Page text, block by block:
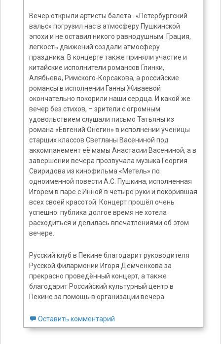
Вечер открыли артисты балета…«Петербургский
вальс» погрузил нас в атмосферу Пушкинской
эпохи и не оставил никого равнодушным. Грация,
легкость движений создали атмосферу
праздника. В концерте также приняли участие и
китайские исполнители романсов Глинки,
Алябьева, Римского-Корсакова, а российские
романсы в исполнении Ганны Живаевой
окончательно покорили наши сердца. И какой же
вечер без стихов, – зрители с огромным
удовольствием слушали письмо Татьяны из
романа «Евгений Онегин» в исполнении ученицы
старших классов Светланы Васениной под
аккомпанемент её мамы Анастасии Васениной, а в
завершении вечера прозвучала музыка Георгия
Свиридова из кинофильма «Метель» по
одноименной повести А.С. Пушкина, исполненная
Игорем в паре с Инной в четыре руки и покорившая
всех своей красотой. Концерт прошёл очень
успешно: публика долгое время не хотела
расходиться и делилась впечатлениями об этом
вечере.
Русский клуб в Пекине благодарит руководителя
Русской Филармонии Игоря Демченкова за
прекрасно проведённый концерт, а также
благодарит Российский культурный центр в
Пекине за помощь в организации вечера.
Оставить комментарий